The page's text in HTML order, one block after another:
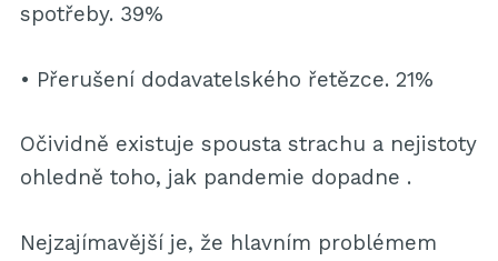
spotřeby. 39%
• Přerušení dodavatelského řetězce. 21%
Očividně existuje spousta strachu a nejistoty
ohledně toho, jak pandemie dopadne .
Nejzajímavější je, že hlavním problémem